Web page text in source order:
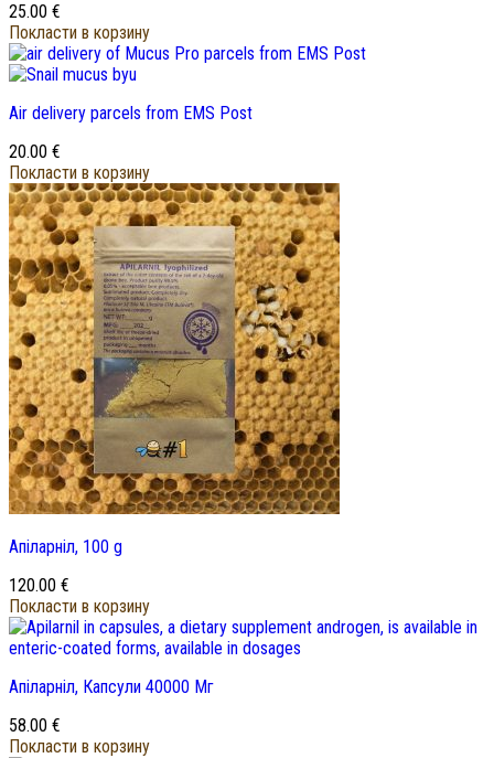
25.00 €
Покласти в корзину
Air delivery parcels from EMS Post
20.00 €
Покласти в корзину
Апіларніл, 100 g
120.00 €
Покласти в корзину
Апіларніл, Капсули 40000 Мг
58.00 €
Покласти в корзину